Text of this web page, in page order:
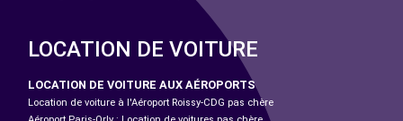
LOCATION DE VOITURE
LOCATION DE VOITURE AUX AÉROPORTS
Location de voiture à l'Aéroport Roissy-CDG pas chère